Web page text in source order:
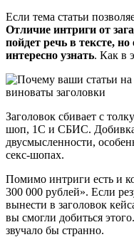
Если тема статьи
Отличие интриги от
пойдет речь в тексте,
интересно узнать. Как в
Заголовок сбивает с
шоп, 1С и СБИС. Добивка
двусмысленности,
секс-шопах.
Помимо интриги есть и
300 000 рублей». Если
вынести в заголовок
вы смогли добиться
звучало бы странно.